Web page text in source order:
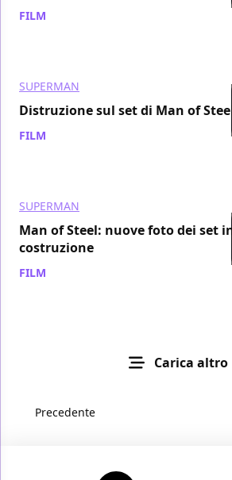
FILM
SUPERMAN
Distruzione sul set di Man of Steel
FILM
SUPERMAN
Man of Steel: nuove foto dei set in
costruzione
FILM
Carica altro
Precedente